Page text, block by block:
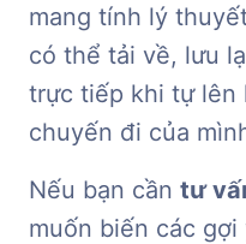
mang tính lý
có thể tải về, lưu
trực tiếp khi tự lên
chuyến đi của
Nếu bạn cần tư
muốn biến các